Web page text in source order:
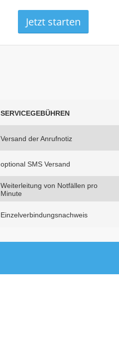
Jetzt starten
SERVICEGEBÜHREN
Versand der Anrufnotiz
optional SMS Versand
Weiterleitung von Notfällen pro
Minute
Einzelverbindungsnachweis